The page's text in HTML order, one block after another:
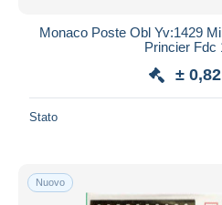
Monaco Poste Obl Yv:1429
Princier Fdc
±
Stato
Nuovo